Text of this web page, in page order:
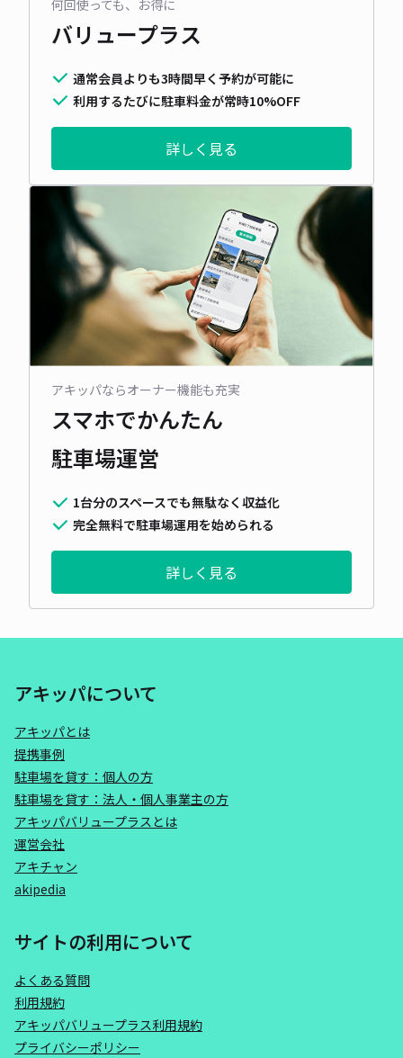
何回使っても、お得に
バリュープラス
通常会員よりも3時間早く予約が可能に
利用するたびに駐車料金が常時10%OFF
詳しく見る
アキッパならオーナー機能も充実
スマホでかんたん
駐車場運営
1台分のスペースでも無駄なく収益化
完全無料で駐車場運用を始められる
詳しく見る
アキッパについて
アキッパとは
提携事例
駐車場を貸す：個人の方
駐車場を貸す：法人・個人事業主の方
アキッパバリュープラスとは
運営会社
アキチャン
akipedia
サイトの利用について
よくある質問
利用規約
アキッパバリュープラス利用規約
プライバシーポリシー